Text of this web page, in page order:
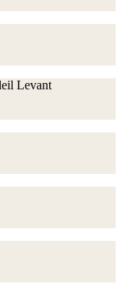
Levant